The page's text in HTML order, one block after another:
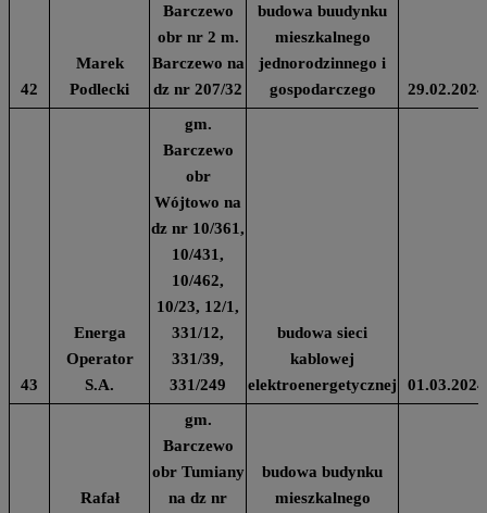
42
Marek
Podlecki
Barczewo
obr nr 2 m.
Barczewo na
dz nr 207/32
budowa buudynku
mieszkalnego
jednorodzinnego i
gospodarczego
29.02.2024
43
Energa
Operator
S.A.
gm.
Barczewo
obr
Wójtowo na
dz nr 10/361,
10/431,
10/462,
10/23, 12/1,
331/12,
331/39,
331/249
budowa sieci
kablowej
elektroenergetycznej
01.03.2024
Rafał
gm.
Barczewo
obr Tumiany
na dz nr
budowa budynku
mieszkalnego